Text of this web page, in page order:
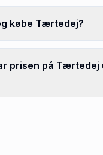
købe Tærtedej?
prisen på Tærtedej